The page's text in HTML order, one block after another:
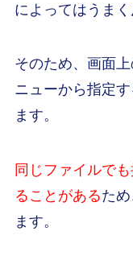
によってはうま
そのため、画面
ニューから指定
ます。
同じファイルで
ることがあるた
ます。